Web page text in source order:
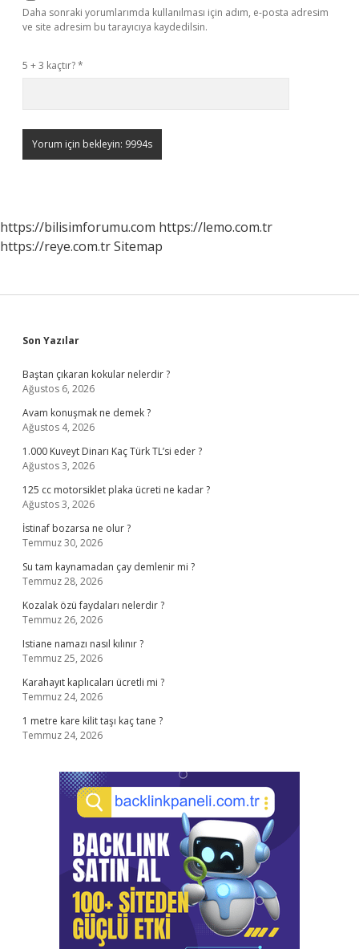
Daha sonraki yorumlarımda kullanılması için adım, e-posta adresim
ve site adresim bu tarayıcıya kaydedilsin.
5 + 3 kaçtır?*
https://bilisimforumu.com https://lemo.com.tr
https://reye.com.trSitemap
Sidebar
Son Yazılar
Baştan çıkaran kokular nelerdir ?
Ağustos 6, 2026
Avam konuşmak ne demek ?
Ağustos 4, 2026
1.000 Kuveyt Dinarı Kaç Türk TL’si eder ?
Ağustos 3, 2026
125 cc motorsiklet plaka ücreti ne kadar ?
Ağustos 3, 2026
İstinaf bozarsa ne olur ?
Temmuz 30, 2026
Su tam kaynamadan çay demlenir mi ?
Temmuz 28, 2026
Kozalak özü faydaları nelerdir ?
Temmuz 26, 2026
Istiane namazı nasıl kılınır ?
Temmuz 25, 2026
Karahayıt kaplıcaları ücretli mi ?
Temmuz 24, 2026
1 metre kare kilit taşı kaç tane ?
Temmuz 24, 2026